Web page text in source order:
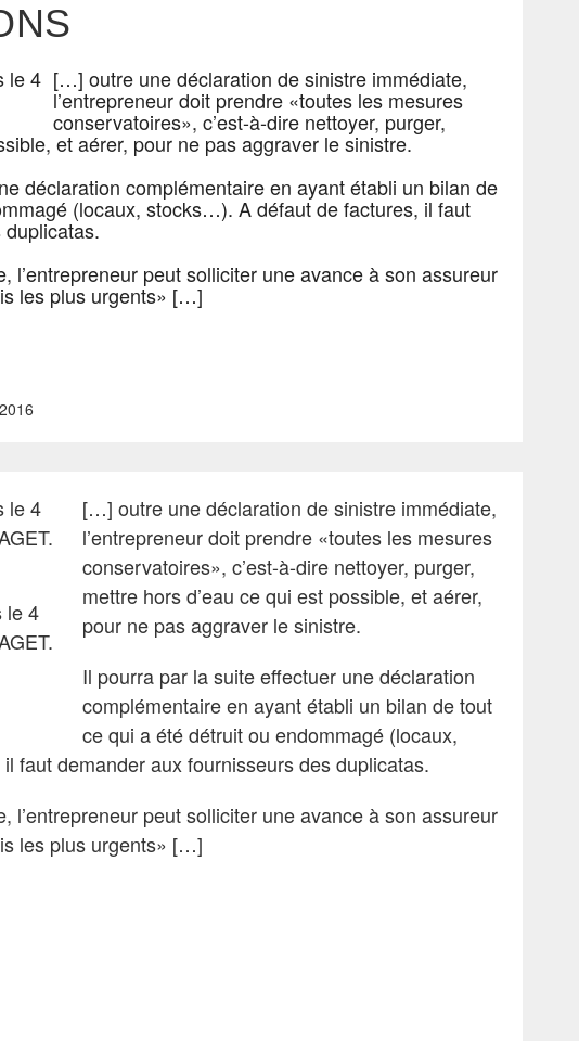
[…] outre une déclaration de sinistre immédiate,
l’entrepreneur doit prendre «toutes les mesures
conservatoires», c’est-à-dire nettoyer, purger,
et aérer, pour ne pas aggraver le sinistre.
déclaration complémentaire en ayant établi un bilan de
(locaux, stocks…). A défaut de factures, il faut
l’entrepreneur peut solliciter une avance à son assureur
les plus urgents» […]
le 4
[…] outre une déclaration de sinistre immédiate,
l’entrepreneur doit prendre «toutes les mesures
conservatoires», c’est-à-dire nettoyer, purger,
mettre hors d’eau ce qui est possible, et aérer,
pour ne pas aggraver le sinistre.
Il pourra par la suite effectuer une déclaration
complémentaire en ayant établi un bilan de tout
ce qui a été détruit ou endommagé (locaux,
faut demander aux fournisseurs des duplicatas.
l’entrepreneur peut solliciter une avance à son assureur
les plus urgents» […]